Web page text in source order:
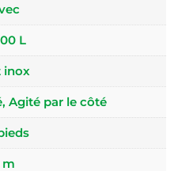
L
inox
Agité par le côté
m